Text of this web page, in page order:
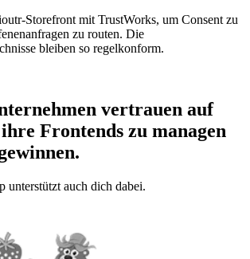
Storefront mit TrustWorks, um Consent zu
zu routen. Die
bleiben so regelkonform.
vertrauen auf
Frontends zu managen
unterstützt auch dich dabei.